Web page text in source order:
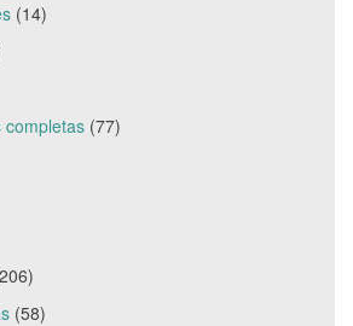
(14)
completas (77)
(58)